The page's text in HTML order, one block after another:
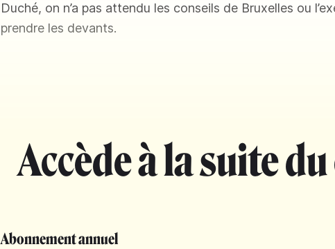
Duché, on n’a pas attendu les conseils de Bruxelles ou
prendre les devants.
Accède à la suite
Abonnement annuel